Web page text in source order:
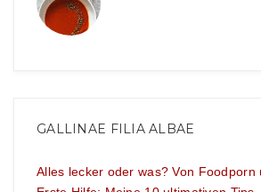
GALLINAE FILIA ALBAE
Alles lecker oder was? Von Foodporn